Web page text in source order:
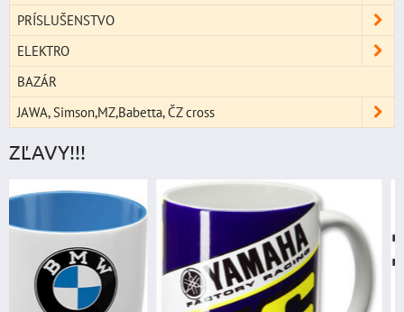
PRÍSLUŠENSTVO
ELEKTRO
BAZÁR
JAWA, Simson,MZ,Babetta, ČZ cross
ZĽAVY!!!